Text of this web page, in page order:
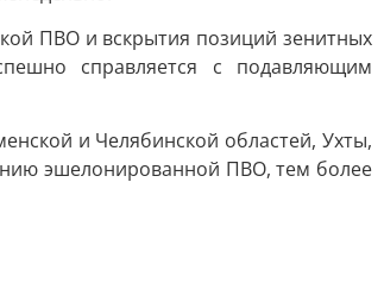
ПВО и вскрытия позиций зенитных
справляется с подавляющим
и Челябинской областей, Ухты,
эшелонированной ПВО, тем более